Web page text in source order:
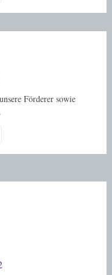
Förderer sowie